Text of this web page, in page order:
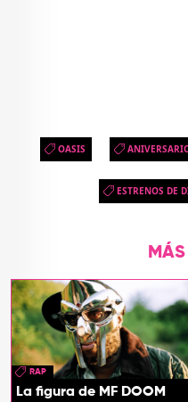
OASIS
ESTRENOS DE
RAP
La figura de MF DOOM